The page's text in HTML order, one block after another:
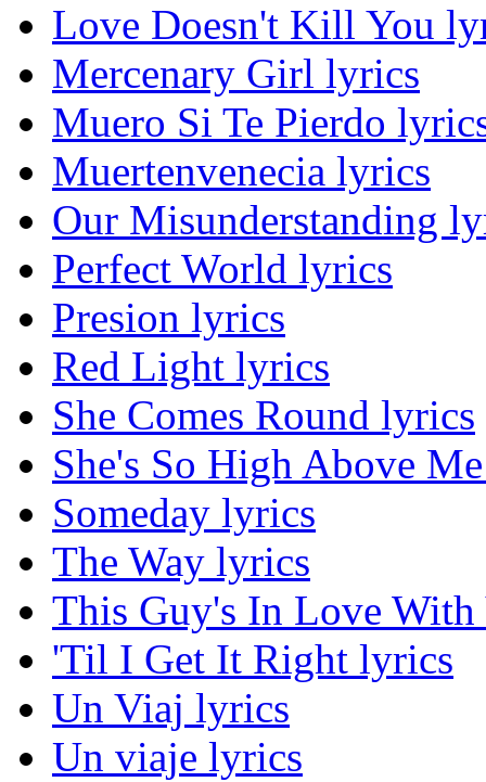
Love Doesn't Kill You
Mercenary Girl lyrics
Muero Si Te Pierdo
Muertenvenecia lyrics
Our Misunderstanding
Perfect World lyrics
Presion lyrics
Red Light lyrics
She Comes Round lyrics
She's So High Above
Someday lyrics
The Way lyrics
This Guy's In Love
'Til I Get It Right lyrics
Un Viaj lyrics
Un viaje lyrics